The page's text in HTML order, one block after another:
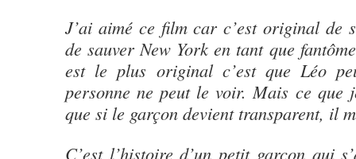
J’ai aimé ce film car c’est original de
de sauver New York en tant que
est le plus original c’est que Léo
personne ne peut le voir. Mais ce que
que si le garçon devient transparent, il
C’est l’histoire d’un petit garçon qui